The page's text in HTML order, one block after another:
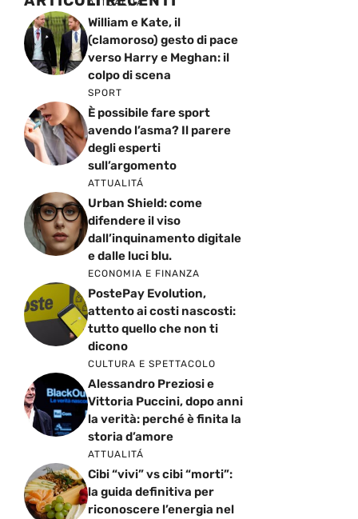
ATTUALITÁ
William e Kate, il
(clamoroso) gesto di pace
verso Harry e Meghan: il
colpo di scena
SPORT
È possibile fare sport
avendo l’asma? Il parere
degli esperti
sull’argomento
ATTUALITÁ
Urban Shield: come
difendere il viso
dall’inquinamento digitale
e dalle luci blu.
ECONOMIA E FINANZA
PostePay Evolution,
attento ai costi nascosti:
tutto quello che non ti
dicono
CULTURA E SPETTACOLO
Alessandro Preziosi e
Vittoria Puccini, dopo anni
la verità: perché è finita la
storia d’amore
ATTUALITÁ
Cibi “vivi” vs cibi “morti”:
la guida definitiva per
riconoscere l’energia nel